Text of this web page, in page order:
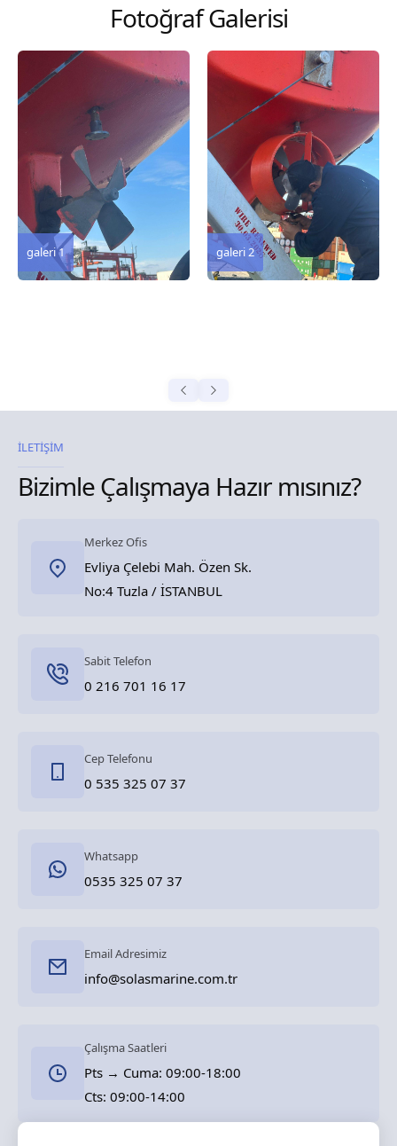
remarks 67 Gulf of...Fotoğraf Galerisi
galeri 2
galeri 3
İLETİŞİM
Bizimle Çalışmaya Hazır mısınız?
Merkez Ofis
Evliya Çelebi Mah. Özen Sk.
No:4 Tuzla / İSTANBUL
Sabit Telefon
0 216 701 16 17
Cep Telefonu
0 535 325 07 37
Whatsapp
0535 325 07 37
Email Adresimiz
info@solasmarine.com.tr
Çalışma Saatleri
Pts → Cuma: 09:00-18:00
Cts: 09:00-14:00